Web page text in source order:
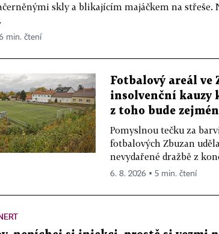
skly a blikajícím majáčkem na střeše.
min. čtení
Fotbalový areál ve
insolvenční kauzy
z toho bude
Pomyslnou tečku za
fotbalových Zbuzan
nevydařené dražbě z
6. 8. 2026 ▪ 5 min. čtení